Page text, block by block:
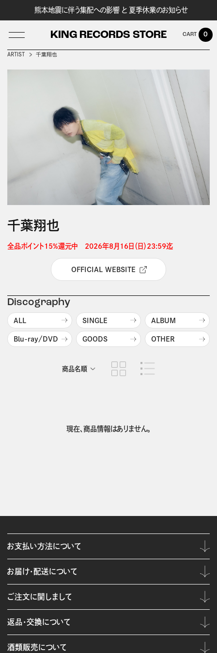
熊本地震に伴う集配への影響 と 夏季休業のお知らせ
KING RECORDS STORE 0
ARTIST 千葉翔也
千葉翔也
全品ポイント15%還元中　2026年8月16日（日）23:59迄
OFFICIAL WEBSITE
Discography
ALL SINGLE ALBUM
Blu-ray/DVD GOODS OTHER
商品名順
現在、商品情報はありません。
お支払い方法について
お届け・配送について
ご注文に関しまして
返品・交換について
酒類販売について